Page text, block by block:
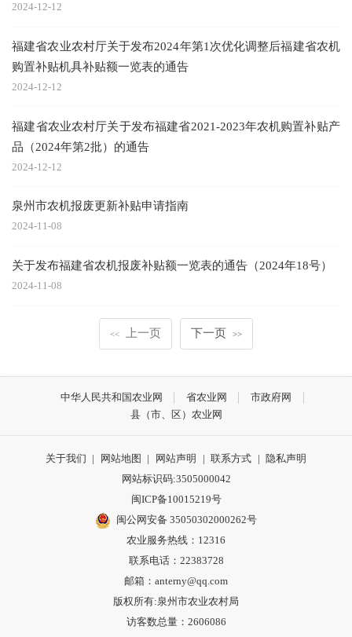
2024-12-12
福建省农业农村厅关于发布2024年第1次优化调整后福建省农机
购置补贴机具补贴额一览表的通告
2024-12-12
福建省农业农村厅关于发布福建省2021-2023年农机购置补贴产
品（2024年第2批）的通告
2024-12-12
泉州市农机报废更新补贴申请指南
2024-11-08
关于发布福建省农机报废补贴额一览表的通告（2024年18号）
2024-11-08
<< 上一页 下一页 >>
中华人民共和国农业网 省农业网
市政府网
县（市、区）农业网
关于我们 | 网站地图 | 网站声明 | 联系方式 | 隐私声明
网站标识码:3505000042
闽ICP备10015219号
闽公网安备 35050302000262号
农业服务热线：12316
联系电话：22383728
邮箱：anterny@qq.com
版权所有:泉州市农业农村局
访客数总量： 2606086